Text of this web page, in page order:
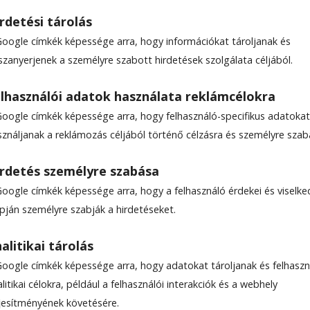
tárolás
címkék képessége arra, hogy információkat tároljanak és
a személyre szabott hirdetések szolgálata céljából.
adatok használata reklámcélokra
címkék képessége arra, hogy felhasználó-specifikus adatokat
a reklámozás céljából történő célzásra és személyre
személyre szabása
címkék képessége arra, hogy a felhasználó érdekei és
személyre szabják a hirdetéseket.
tárolás
címkék képessége arra, hogy adatokat tároljanak és
célokra, például a felhasználói interakciók és a webhely
követésére.
meg több
Bükkhavaspataka, Farkaspalló,
térsége.